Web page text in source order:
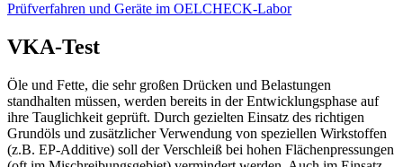
Prüfverfahren und Geräte im OELCHECK-Labor
VKA-Test
Öle und Fette, die sehr großen Drücken und Belastungen
standhalten müssen, werden bereits in der Entwicklungsphase auf
ihre Tauglichkeit geprüft. Durch gezielten Einsatz des richtigen
Grundöls und zusätzlicher Verwendung von speziellen Wirkstoffen
(z.B. EP-Additive) soll der Verschleiß bei hohen Flächenpressungen